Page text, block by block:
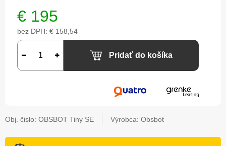
€ 195
bez DPH: € 158,54
Pridať do košíka
Obj. čislo: OBSBOT Tiny SE Výrobca: Obsbot